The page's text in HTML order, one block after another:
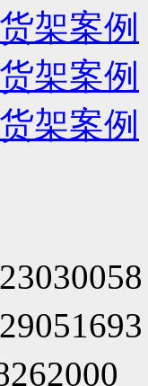
架案例
架案例
架案例